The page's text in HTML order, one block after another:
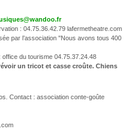
: 04.75.36.42.79 lafermetheatre.com
par l’association "Nous avons tous 400
du tourisme 04.75.37.24.48
un tricot et casse croûte. Chiens
Contact : association conte-goûte